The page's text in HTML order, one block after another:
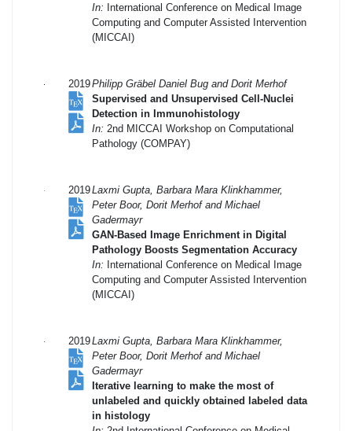
In: International Conference on Medical Image
Computing and Computer Assisted Intervention
(MICCAI)
2019Philipp Gräbel Daniel Bug and Dorit Merhof
Supervised and Unsupervised Cell-Nuclei
Detection in Immunohistology
In: 2nd MICCAI Workshop on Computational
Pathology (COMPAY)
2019Laxmi Gupta, Barbara Mara Klinkhammer,
Peter Boor, Dorit Merhof and Michael
Gadermayr
GAN-Based Image Enrichment in Digital
Pathology Boosts Segmentation Accuracy
In: International Conference on Medical Image
Computing and Computer Assisted Intervention
(MICCAI)
2019Laxmi Gupta, Barbara Mara Klinkhammer,
Peter Boor, Dorit Merhof and Michael
Gadermayr
Iterative learning to make the most of
unlabeled and quickly obtained labeled data
in histology